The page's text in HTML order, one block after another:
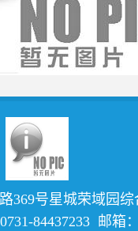
369号星城荣域园
84437233 邮箱